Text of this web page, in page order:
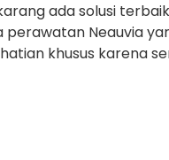
ada solusi
perawatan Neauvia
khusus karena